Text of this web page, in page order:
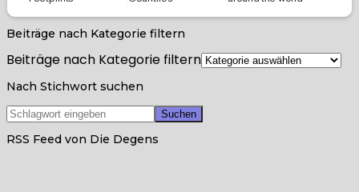
Beiträge nach Kategorie filtern
Beiträge nach Kategorie filtern
Nach Stichwort suchen
RSS Feed von Die Degens